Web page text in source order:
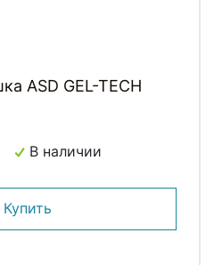
В наличии
Купить